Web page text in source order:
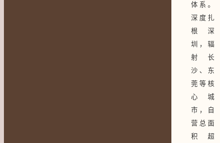
体系。
深度扎
根深
圳，辐
射长
沙、东
莞等核
心城
市，自
营总面
积超